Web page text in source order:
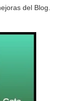
del Blog.